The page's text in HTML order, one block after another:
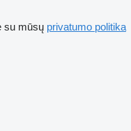
su mūsų privatumo politika